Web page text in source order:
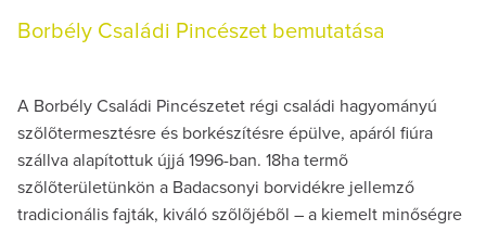
Borbély Családi Pincészet bemutatása
A Borbély Családi Pincészetet régi családi hagyományú
szõlõtermesztésre és borkészítésre épülve, apáról fiúra
szállva alapítottuk újjá 1996-ban. 18ha termõ
szõlõterületünkön a Badacsonyi borvidékre jellemző
tradicionális fajták, kiváló szõlõjébõl – a kiemelt minőségre